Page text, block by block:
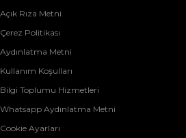
Açık Rıza Metni
Çerez Politikası
Aydınlatma Metni
Kullanım Koşulları
Bilgi Toplumu Hizmetleri
Whatsapp Aydınlatma Metni
Cookie Ayarları